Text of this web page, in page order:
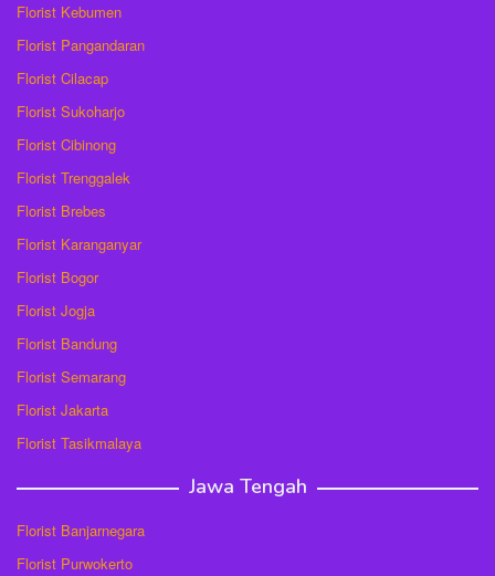
Florist Kebumen
Florist Pangandaran
Florist Cilacap
Florist Sukoharjo
Florist Cibinong
Florist Trenggalek
Florist Brebes
Florist Karanganyar
Florist Bogor
Florist Jogja
Florist Bandung
Florist Semarang
Florist Jakarta
Florist Tasikmalaya
Jawa Tengah
Florist Banjarnegara
Florist Purwokerto